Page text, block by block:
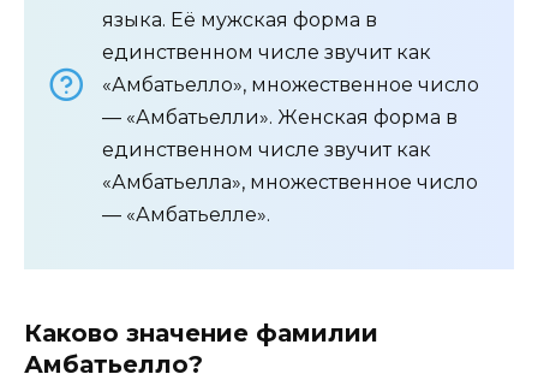
языка. Её мужская форма в
единственном числе звучит как
«Амбатьелло», множественное число
— «Амбатьелли». Женская форма в
единственном числе звучит как
«Амбатьелла», множественное число
— «Амбатьелле».
Каково значение фамилии
Амбатьелло?